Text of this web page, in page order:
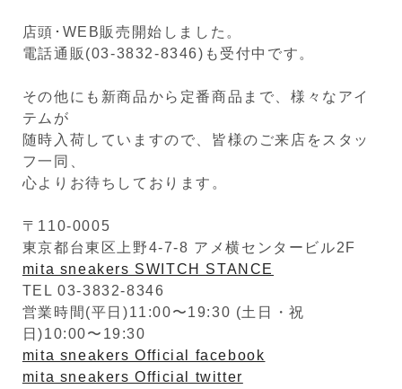
店頭･WEB販売開始しました。
電話通販(03-3832-8346)も受付中です。
その他にも新商品から定番商品まで、様々なアイ
テムが
随時入荷していますので、皆様のご来店をスタッ
フ一同、
心よりお待ちしております。
〒110-0005
東京都台東区上野4-7-8 アメ横センタービル2F
mita sneakers SWITCH STANCE
TEL 03-3832-8346
営業時間(平日)11:00〜19:30 (土日・祝
日)10:00〜19:30
mita sneakers Official facebook
mita sneakers Official twitter